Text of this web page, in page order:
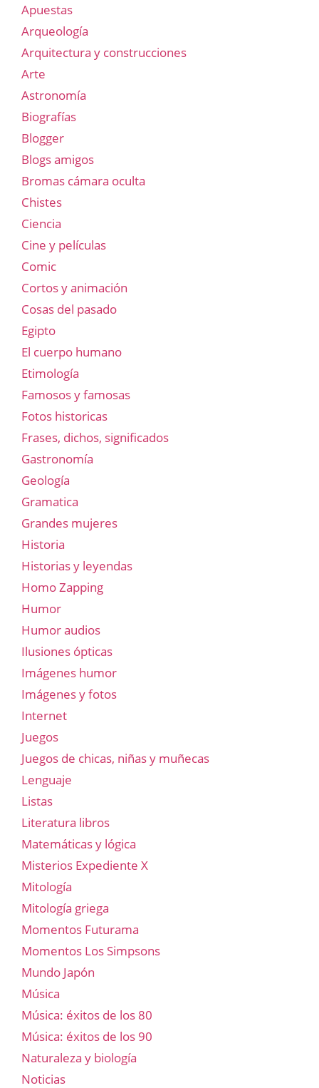
Apuestas
Arqueología
Arquitectura y construcciones
Arte
Astronomía
Biografías
Blogger
Blogs amigos
Bromas cámara oculta
Chistes
Ciencia
Cine y películas
Comic
Cortos y animación
Cosas del pasado
Egipto
El cuerpo humano
Etimología
Famosos y famosas
Fotos historicas
Frases, dichos, significados
Gastronomía
Geología
Gramatica
Grandes mujeres
Historia
Historias y leyendas
Homo Zapping
Humor
Humor audios
Ilusiones ópticas
Imágenes humor
Imágenes y fotos
Internet
Juegos
Juegos de chicas, niñas y muñecas
Lenguaje
Listas
Literatura libros
Matemáticas y lógica
Misterios Expediente X
Mitología
Mitología griega
Momentos Futurama
Momentos Los Simpsons
Mundo Japón
Música
Música: éxitos de los 80
Música: éxitos de los 90
Naturaleza y biología
Noticias